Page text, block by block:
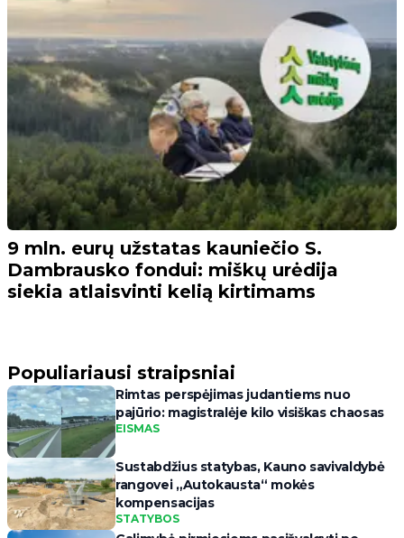
9 mln. eurų užstatas kauniečio S.
Dambrausko fondui: miškų urėdija
siekia atlaisvinti kelią kirtimams
Populiariausi straipsniai
Rimtas perspėjimas judantiems nuo
pajūrio: magistralėje kilo visiškas chaosas
EISMAS
Sustabdžius statybas, Kauno savivaldybė
rangovei „Autokausta“ mokės
kompensacijas
STATYBOS